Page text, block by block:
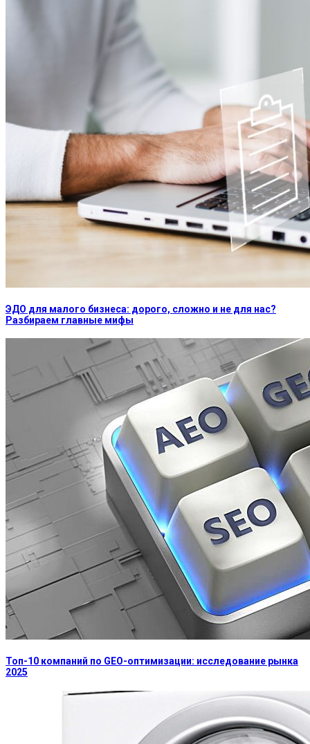
ЭДО для малого бизнеса: дорого, сложно и не для нас?
Разбираем главные мифы
Топ-10 компаний по GEO-оптимизации: исследование рынка
2025